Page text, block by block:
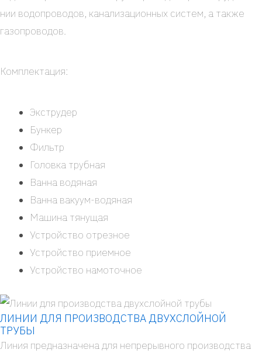
нии водо­про­во­дов, кана­ли­за­ци­он­ных систем, а так­же
газо­про­во­дов.
Ком­плек­та­ция:
Экс­тру­дер
Бун­кер
Фильтр
Голов­ка труб­ная
Ван­на водя­ная
Ван­на ваку­ум-водя­­ная
Маши­на тяну­щая
Устрой­ство отрез­ное
Устрой­ство при­ем­ное
Устрой­ство намо­точ­ное
ЛИНИИ ДЛЯ ПРОИЗВОДСТВА ДВУХСЛОЙНОЙ
ТРУБЫ
Линия пред­на­зна­че­на для непре­рыв­но­го про­из­вод­ства